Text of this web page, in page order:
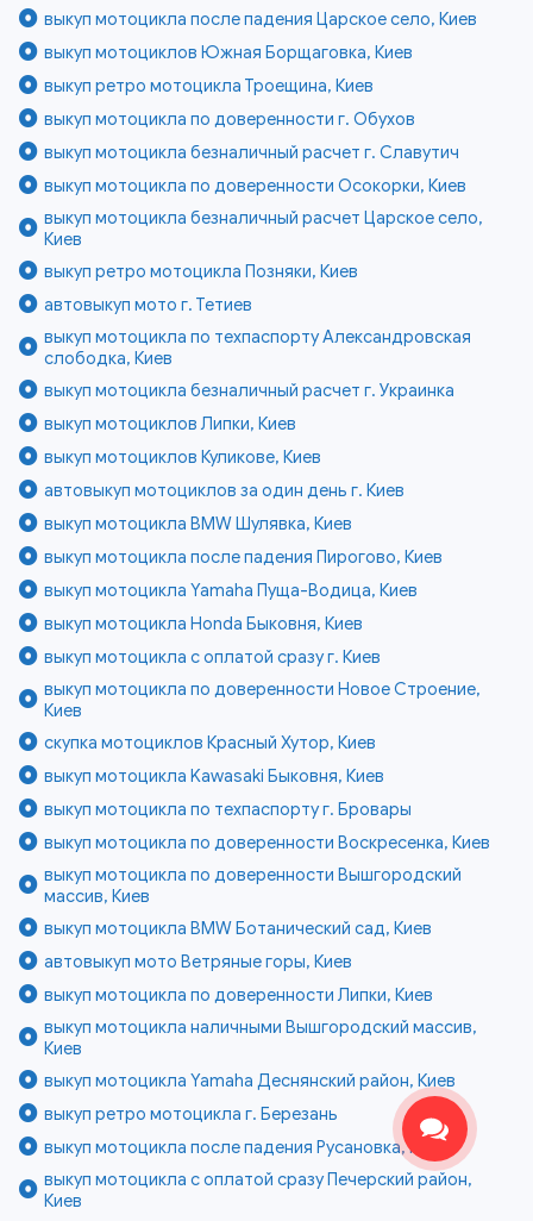
выкуп мотоцикла после падения Царское село, Киев
выкуп мотоциклов Южная Борщаговка, Киев
выкуп ретро мотоцикла Троещина, Киев
выкуп мотоцикла по доверенности г. Обухов
выкуп мотоцикла безналичный расчет г. Славутич
выкуп мотоцикла по доверенности Осокорки, Киев
выкуп мотоцикла безналичный расчет Царское село,
Киев
выкуп ретро мотоцикла Позняки, Киев
автовыкуп мото г. Тетиев
выкуп мотоцикла по техпаспорту Александровская
слободка, Киев
выкуп мотоцикла безналичный расчет г. Украинка
выкуп мотоциклов Липки, Киев
выкуп мотоциклов Куликове, Киев
автовыкуп мотоциклов за один день г. Киев
выкуп мотоцикла BMW Шулявка, Киев
выкуп мотоцикла после падения Пирогово, Киев
выкуп мотоцикла Yamaha Пуща-Водица, Киев
выкуп мотоцикла Honda Быковня, Киев
выкуп мотоцикла с оплатой сразу г. Киев
выкуп мотоцикла по доверенности Новое Строение,
Киев
скупка мотоциклов Красный Хутор, Киев
выкуп мотоцикла Kawasaki Быковня, Киев
выкуп мотоцикла по техпаспорту г. Бровары
выкуп мотоцикла по доверенности Воскресенка, Киев
выкуп мотоцикла по доверенности Вышгородский
массив, Киев
выкуп мотоцикла BMW Ботанический сад, Киев
автовыкуп мото Ветряные горы, Киев
выкуп мотоцикла по доверенности Липки, Киев
выкуп мотоцикла наличными Вышгородский массив,
Киев
выкуп мотоцикла Yamaha Деснянский район, Киев
выкуп ретро мотоцикла г. Березань
выкуп мотоцикла после падения Русановка, Киев
выкуп мотоцикла с оплатой сразу Печерский район,
Киев